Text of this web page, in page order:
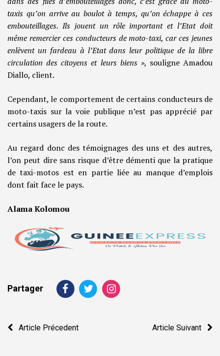
taxis qu’on arrive au boulot à temps, qu’on échappe à ces
embouteillages. Ils jouent un rôle important et l’Etat doit
même remercier ces conducteurs de moto-taxi, car ces jeunes
enlèvent un fardeau à l’Etat dans leur politique de la libre
circulation des citoyens et leurs biens », souligne Amadou
Diallo, client.
Cependant, le comportement de certains conducteurs de
moto-taxis sur la voie publique n’est pas apprécié par
certains usagers de la route.
Au regard donc des témoignages des uns et des autres,
l’on peut dire sans risque d’être démenti que la pratique
de taxi-motos est en partie liée au manque d’emplois
dont fait face le pays.
Alama Kolomou
Partager
Navigation
Article Précedent Article Suivant